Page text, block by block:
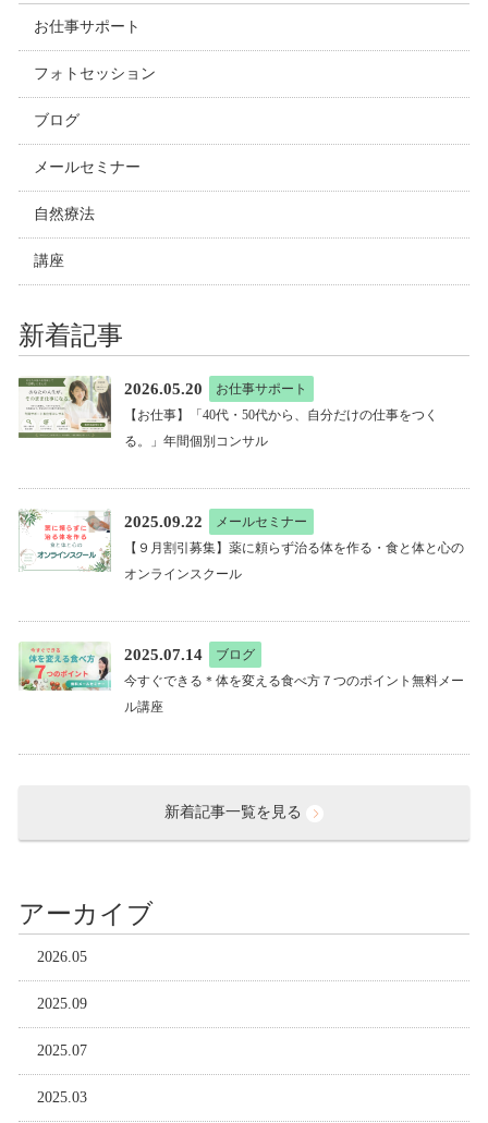
お仕事サポート
フォトセッション
ブログ
メールセミナー
自然療法
講座
新着記事
2026.05.20
お仕事サポート
【お仕事】「40代・50代から、自分だけの仕事をつく
る。」年間個別コンサル
2025.09.22
メールセミナー
【９月割引募集】薬に頼らず治る体を作る・食と体と心の
オンラインスクール
2025.07.14
ブログ
今すぐできる＊体を変える食べ方７つのポイント無料メー
ル講座
新着記事一覧を見る
アーカイブ
2026.05
2025.09
2025.07
2025.03